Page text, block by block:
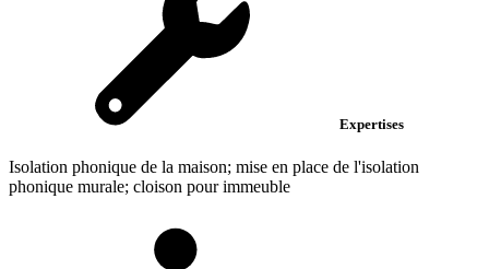
Expertises
Isolation phonique de la maison; mise en place de l'isolation
phonique murale; cloison pour immeuble